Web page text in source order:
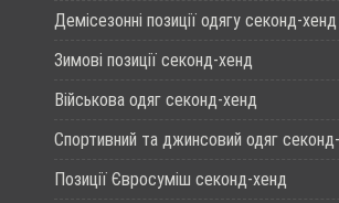
Демісезонні позиції одягу секонд-хенд
Зимові позиції секонд-хенд
Військова одяг секонд-хенд
Спортивний та джинсовий одяг
Позиції Євросуміш секонд-хенд